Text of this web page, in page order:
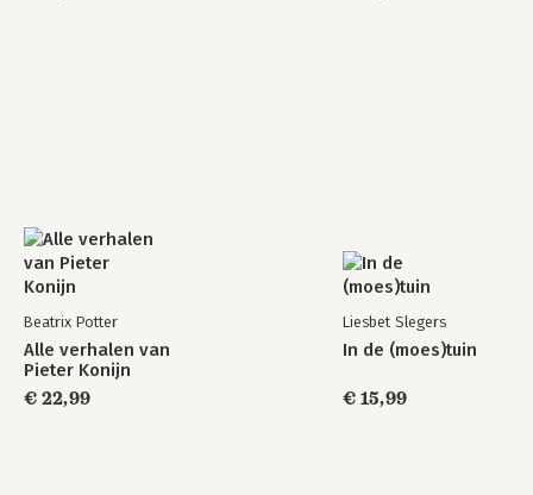
Beatrix Potter
Alle verhalen van
Pieter Konijn
€ 22,99
Liesbet Slegers
In de (moes)tuin
€ 15,99